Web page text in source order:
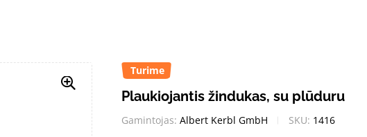
Turime
Plaukiojantis žindukas, su plūduru
Gamintojas: Albert Kerbl GmbH SKU: 1416